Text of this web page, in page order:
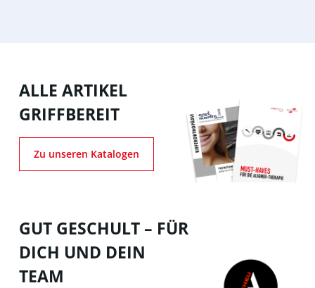
ALLE ARTIKEL
GRIFFBEREIT
Zu unseren Katalogen
GUT GESCHULT – FÜR
DICH UND DEIN
TEAM